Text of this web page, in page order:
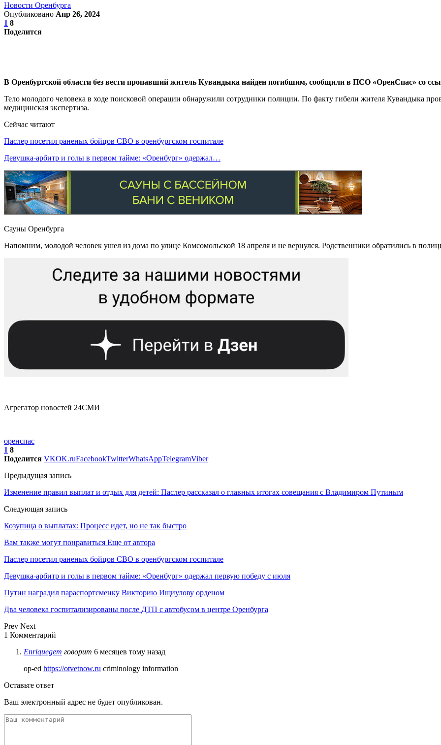
Новости Оренбурга
Опубликовано Апр 26, 2024
1 8
Поделится
В Оренбургской области без вести пропавший житель Кувандыка найден погибшим, сообщили в ПСО «ОренСпас» со
Тело молодого человека в ходе поисковой операции обнаружили сотрудники полиции. По факту гибели жителя Кувандыка
медицинская экспертиза.
Сейчас читают
Паслер посетил раненых бойцов СВО в оренбургском госпитале
Девушка-арбитр и голы в первом тайме: «Оренбург» одержал…
Сауны Оренбурга
Напомним, молодой человек ушел из дома по улице Комсомольской 18 апреля и не вернулся. Родственники обратились в
Агрегатор новостей 24СМИ
оренспас
1 8
Поделится VKOK.ruFacebookTwitterWhatsAppTelegramViber
Предыдущая запись
Изменение правил выплат и отдых для детей: Паслер рассказал о главных итогах совещания с Владимиром Путиным
Следующая запись
Козупица о выплатах: Процесс идет, но не так быстро
Вам также могут понравиться Еще от автора
Паслер посетил раненых бойцов СВО в оренбургском госпитале
Девушка-арбитр и голы в первом тайме: «Оренбург» одержал первую победу с июля
Путин наградил параспортсменку Викторию Ищиулову орденом
Два человека госпитализированы после ДТП с автобусом в центре Оренбурга
Prev Next
1 Комментарий
Enriquegem говорит 6 месяцев тому назад
op-ed https://otvetnow.ru criminology information
Оставьте ответ
Ваш электронный адрес не будет опубликован.